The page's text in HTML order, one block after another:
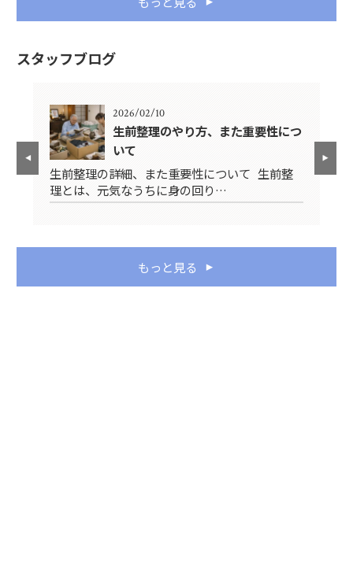
スタッフブログ
2026/02/10
生前整理のやり方、また重要性につ
いて
生前整理の詳細、また重要性について 生前整
理とは、元気なうちに身の回り…
もっと見る